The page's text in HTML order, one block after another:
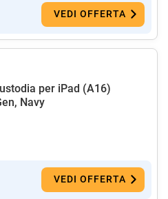
VEDI OFFERTA
per iPad (A16)
Navy
VEDI OFFERTA